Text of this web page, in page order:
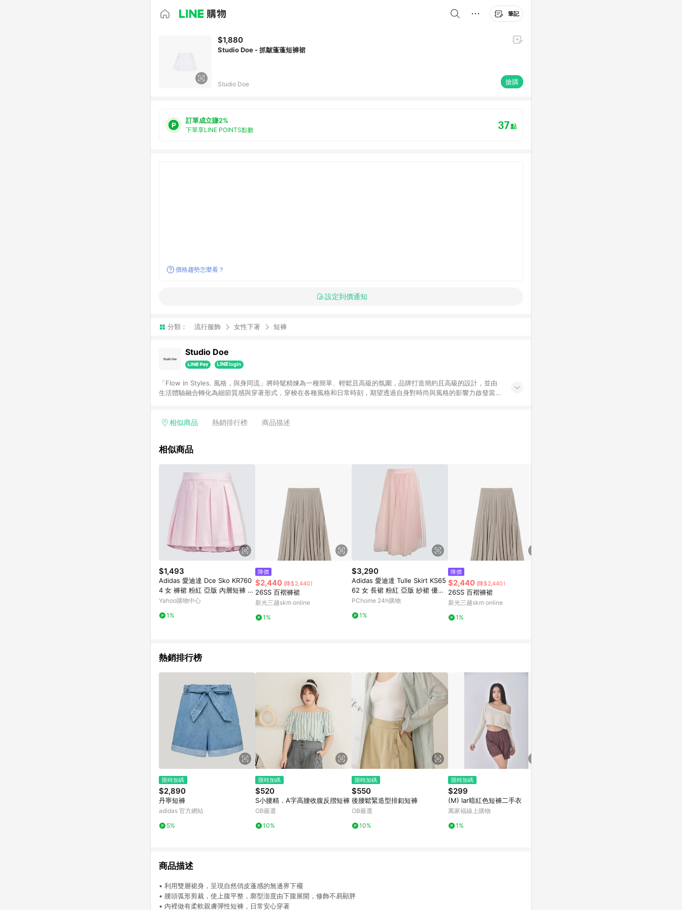
筆記
$1,880
Studio Doe - 抓皺蓬蓬短褲裙
Studio Doe 搶購
訂單成立賺2%
下單享LINE POINTS點數 37點
價格趨勢怎麼看？
設定到價通知
分類： 流行服飾 女性下著 短褲
Studio Doe
「Flow in Styles. ⾵格，與⾝同流」將時髦精煉為⼀種簡單、輕鬆且⾼級的氛圍，品牌打造簡約且高級的設計，並由
生活體驗融合轉化為細節質感與穿著形式，穿梭在各種風格和日常時刻，期望透過⾃⾝對時尚與⾵格的影響⼒啟發當代
相似商品 熱銷排行榜 商品描述
相似商品
$1,493
Adidas 愛迪達 Dce Sko KR760
4 女 褲裙 粉紅 亞版 內層短褲 短
裙
Yahoo購物中心
1%
降價
$2,440 (降$2,440)
26SS 百褶褲裙
新光三越skm online
1%
$3,290
Adidas 愛迪達 Tulle Skirt KS65
62 女 長裙 粉紅 亞版 紗裙 優雅
穿搭單品
PChome 24h購物
1%
降價
$2,440 (降$2,440)
26SS 百褶褲裙
新光三越skm online
1%
熱銷排行榜
限時加碼
$2,890
丹寧短褲
adidas 官方網站
5%
限時加碼
$520
S小腰精．A字高腰收腹反摺短褲
OB嚴選
10%
限時加碼
$550
後腰鬆緊造型排釦短褲
OB嚴選
10%
限時加碼
$299
(M) lar暗紅色短褲二手衣
萬家福線上購物
1%
商品描述
• 利用雙層裙身，呈現自然俏皮蓬感的無邊界下襬
• 腰頭弧形剪裁，使上腹平整，廓型澎度由下腹展開，修飾不易顯胖
• 內裡做有柔軟親膚彈性短褲，日常安心穿著